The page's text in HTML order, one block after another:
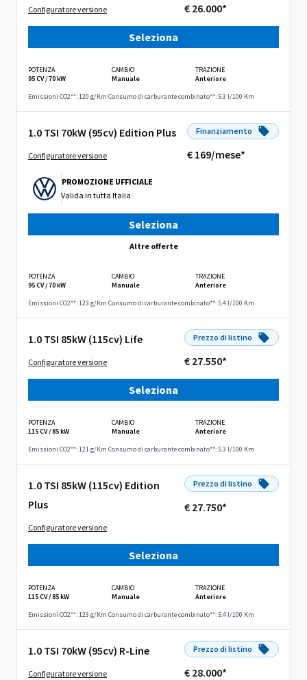
Configuratore versione € 26.000*
Seleziona
POTENZA
95 CV / 70 kW
CAMBIO
Manuale
TRAZIONE
Anteriore
Emissioni CO2**: 120 g/Km Consumo di carburante combinato**: 5.3 l/100 Km
1.0 TSI 70kW (95cv) Edition Plus
Configuratore versione
Finanziamento
€ 169/mese*
PROMOZIONE UFFICIALE
Valida in tutta Italia
Seleziona
Altre offerte
POTENZA
95 CV / 70 kW
CAMBIO
Manuale
TRAZIONE
Anteriore
Emissioni CO2**: 123 g/Km Consumo di carburante combinato**: 5.4 l/100 Km
1.0 TSI 85kW (115cv) Life
Configuratore versione
Prezzo di listino
€ 27.550*
Seleziona
POTENZA
115 CV / 85 kW
CAMBIO
Manuale
TRAZIONE
Anteriore
Emissioni CO2**: 121 g/Km Consumo di carburante combinato**: 5.3 l/100 Km
1.0 TSI 85kW (115cv) Edition
Plus
Configuratore versione
Prezzo di listino
€ 27.750*
Seleziona
POTENZA
115 CV / 85 kW
CAMBIO
Manuale
TRAZIONE
Anteriore
Emissioni CO2**: 123 g/Km Consumo di carburante combinato**: 5.4 l/100 Km
1.0 TSI 70kW (95cv) R-Line
Configuratore versione
Prezzo di listino
€ 28.000*